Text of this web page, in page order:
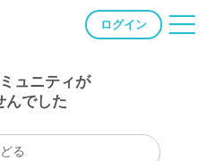
ログイン
ュニティが
んでした
る